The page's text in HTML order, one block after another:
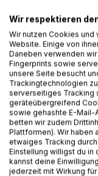
BESCHREIBUNG
Im Frühsommer
die Idee,
Lyrik zu schreiben.
Videokonferenz
Motivation und
Ausdauer
Werk entstehen
Du und ich - zwei
Wir respektieren
Wir nutzen Cookies
Website. Einige von
Daneben verwenden
Fingerprints sowie
unsere Seite besucht
Trackingtechnologien
serverseitiges Tracking
geräteübergreifend
sowie gehashte E-Mail-
betten wir zudem
Plattformen). Wir haben
etwaiges Tracking
Einstellung willigst du in
kannst deine
jederzeit mit Wirkung